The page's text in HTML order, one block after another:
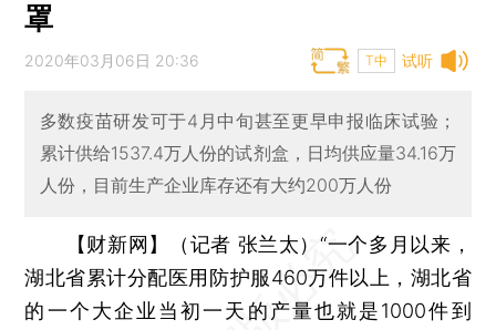
罩
试听
2020年03月06日 20:36 T中
多数疫苗研发可于4月中旬甚至更早申报临床试验；
累计供给1537.4万人份的试剂盒，日均供应量34.16万
人份，目前生产企业库存还有大约200万人份
【财新网】（记者 张兰太）“一个多月以来，
湖北省累计分配医用防护服460万件以上，湖北省
的一个大企业当初一天的产量也就是1000件到